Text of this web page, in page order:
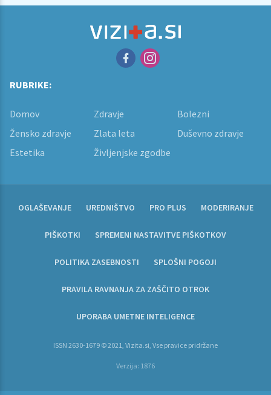
RUBRIKE:
Domov Zdravje
Bolezni
Žensko zdravje
Zlata leta
Duševno zdravje
Estetika
Življenjske zgodbe
OGLAŠEVANJE UREDNIŠTVO PRO PLUS MODERIRANJE
PIŠKOTKI SPREMENI NASTAVITVE PIŠKOTKOV
POLITIKA ZASEBNOSTI SPLOŠNI POGOJI
PRAVILA RAVNANJA ZA ZAŠČITO OTROK
UPORABA UMETNE INTELIGENCE
ISSN 2630-1679 © 2021, Vizita.si, Vse pravice pridržane
Verzija: 1876